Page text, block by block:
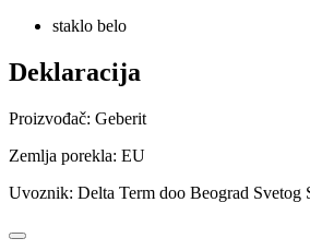
staklo belo
Deklaracija
Proizvođač: Geberit
Zemlja porekla: EU
Uvoznik: Delta Term doo Beograd Svetog